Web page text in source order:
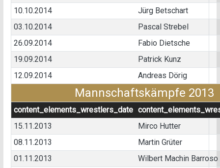
10.10.2014
Jürg Betschart
03.10.2014
Pascal Strebel
26.09.2014
Fabio Dietsche
19.09.2014
Patrick Kunz
12.09.2014
Andreas Dörig
Mannschaftskämpfe 2013
content_elements_wrestlers_date
15.11.2013
Mirco Hutter
08.11.2013
Martin Grüter
01.11.2013
Wilbert Machin Barroso